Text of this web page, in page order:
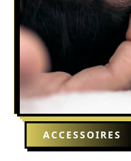
ACCESSOIRES